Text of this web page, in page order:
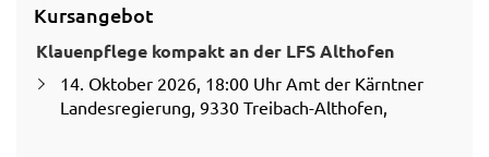
Kursangebot
Klauenpflege kompakt an der LFS Althofen
14. Oktober 2026, 18:00 Uhr Amt der Kärntner
Landesregierung, 9330 Treibach-Althofen,